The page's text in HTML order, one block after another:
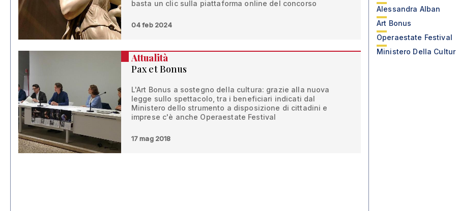
basta un clic sulla piattaforma online del concorso
04 feb 2024
Attualità
Pax et Bonus
L'Art Bonus a sostegno della cultura: grazie alla nuova
legge sullo spettacolo, tra i beneficiari indicati dal
Ministero dello strumento a disposizione di cittadini e
imprese c'è anche Operaestate Festival
17 mag 2018
Alessandra Alban
Art Bonus
Operaestate Festival
Ministero Della